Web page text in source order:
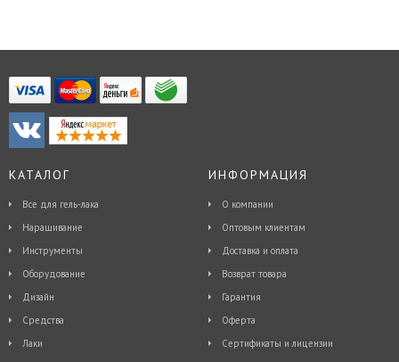
КАТАЛОГ
Все для гель-лака
Наращивание
Инструменты
Оборудование
Дизайн
Средства
Лаки
ИНФОРМАЦИЯ
О компании
Оптовым клиентам
Доставка и оплата
Возврат товара
Гарантия
Оферта
Сертификаты и лицензии